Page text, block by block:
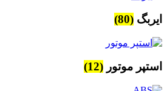
ایربگ (80)
استپر موتور (12)